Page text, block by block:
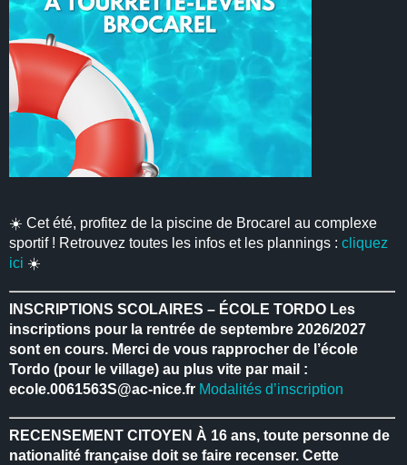
☀️ Cet été, profitez de la piscine de Brocarel au complexe
sportif ! Retrouvez toutes les infos et les plannings :cliquez
ici ☀️
INSCRIPTIONS SCOLAIRES – ÉCOLE TORDO Les
inscriptions pour la rentrée de septembre 2026/2027
sont en cours. Merci de vous rapprocher de l’école
Tordo (pour le village) au plus vite par mail :
ecole.0061563S@ac-nice.fr Modalités d’inscription
RECENSEMENT CITOYEN À 16 ans, toute personne de
nationalité française doit se faire recenser. Cette